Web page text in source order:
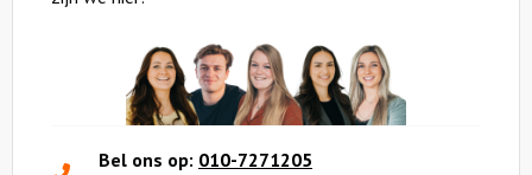
Bel ons op: 010-7271205